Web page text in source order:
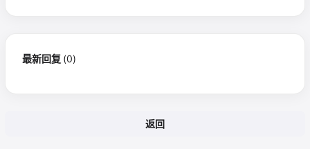
最新回复(0)
返回